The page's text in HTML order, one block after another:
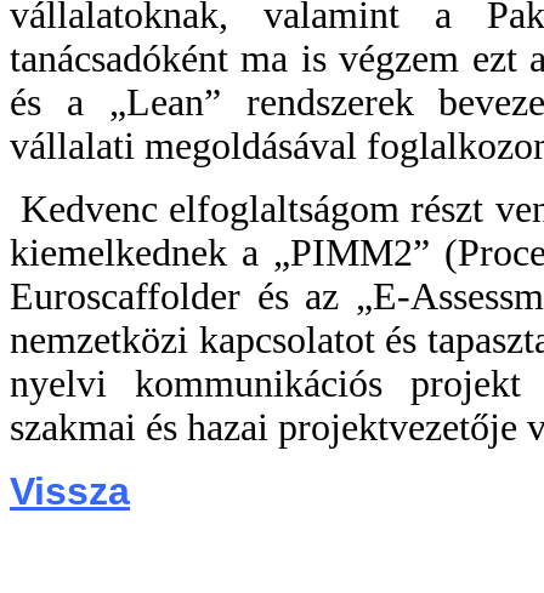
vállalatoknak, valamint a
tanácsadóként ma is végzem ezt
és a „Lean” rendszerek
vállalati megoldásával
Kedvenc elfoglaltságom részt
kiemelkednek a „PIMM2”
Euroscaffolder és az „E-
nemzetközi kapcsolatot és
nyelvi kommunikációs
szakmai és hazai projektvezetője
Vissza